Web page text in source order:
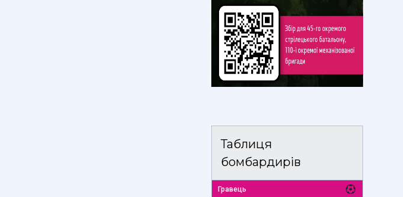
Таблиця
бомбардирів
Гравець